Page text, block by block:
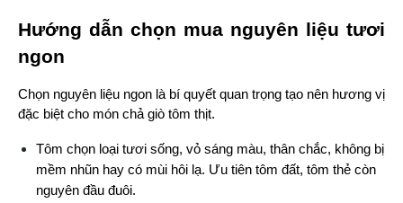
Hướng dẫn chọn mua nguyên liệu tươi
ngon
Chọn nguyên liệu ngon là bí quyết quan trọng tạo nên hương vị
đặc biệt cho món chả giò tôm thịt.
Tôm chọn loại tươi sống, vỏ sáng màu, thân chắc, không bị
mềm nhũn hay có mùi hôi lạ. Ưu tiên tôm đất, tôm thẻ còn
nguyên đầu đuôi.